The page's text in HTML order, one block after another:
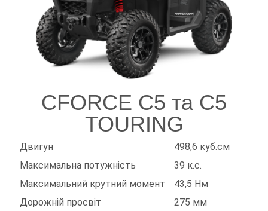
CFORCE C5 та C5
TOURING
Двигун
498,6 куб.см
Максимальна потужність
39 к.с.
Максимальний крутний момент
43,5 Нм
Дорожній просвіт
275 мм